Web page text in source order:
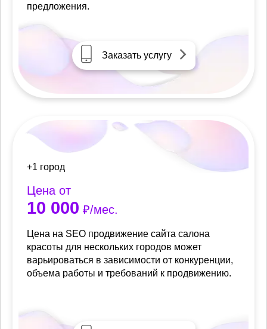
предложения.
Заказать услугу
+1 город
Цена от
10 000 ₽/мес.
Цена на SEO продвижение сайта салона
красоты для нескольких городов может
варьироваться в зависимости от конкуренции,
объема работы и требований к продвижению.